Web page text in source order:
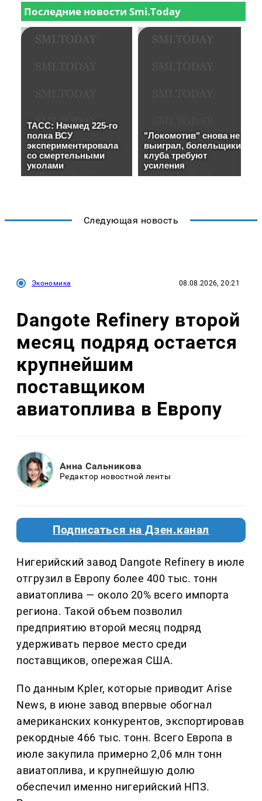
Следующая новость
Экономика 08.08.2026, 20:21
Dangote Refinery второй
месяц подряд остается
крупнейшим
поставщиком
авиатоплива в Европу
Анна Сальникова
Редактор новостной ленты
Подписаться на Дзен.канал
Нигерийский завод Dangote Refinery в июле
отгрузил в Европу более 400 тыс. тонн
авиатоплива — около 20% всего импорта
региона. Такой объем позволил
предприятию второй месяц подряд
удерживать первое место среди
поставщиков, опережая США.
По данным Kpler, которые приводит Arise
News, в июне завод впервые обогнал
американских конкурентов, экспортировав
рекордные 466 тыс. тонн. Всего Европа в
июле закупила примерно 2,06 млн тонн
авиатоплива, и крупнейшую долю
обеспечил именно нигерийский НПЗ.